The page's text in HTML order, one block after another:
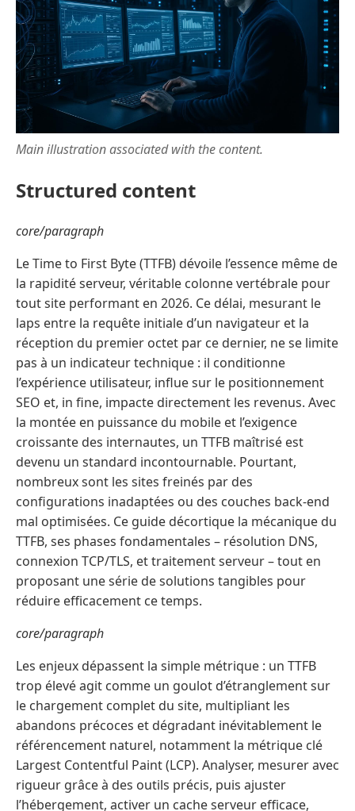
Main illustration associated with the content.
Structured content
core/paragraph
Le Time to First Byte (TTFB) dévoile l’essence même de
la rapidité serveur, véritable colonne vertébrale pour
tout site performant en 2026. Ce délai, mesurant le
laps entre la requête initiale d’un navigateur et la
réception du premier octet par ce dernier, ne se limite
pas à un indicateur technique : il conditionne
l’expérience utilisateur, influe sur le positionnement
SEO et, in fine, impacte directement les revenus. Avec
la montée en puissance du mobile et l’exigence
croissante des internautes, un TTFB maîtrisé est
devenu un standard incontournable. Pourtant,
nombreux sont les sites freinés par des
configurations inadaptées ou des couches back-end
mal optimisées. Ce guide décortique la mécanique du
TTFB, ses phases fondamentales – résolution DNS,
connexion TCP/TLS, et traitement serveur – tout en
proposant une série de solutions tangibles pour
réduire efficacement ce temps.
core/paragraph
Les enjeux dépassent la simple métrique : un TTFB
trop élevé agit comme un goulot d’étranglement sur
le chargement complet du site, multipliant les
abandons précoces et dégradant inévitablement le
référencement naturel, notamment la métrique clé
Largest Contentful Paint (LCP). Analyser, mesurer avec
rigueur grâce à des outils précis, puis ajuster
l’hébergement, activer un cache serveur efficace,